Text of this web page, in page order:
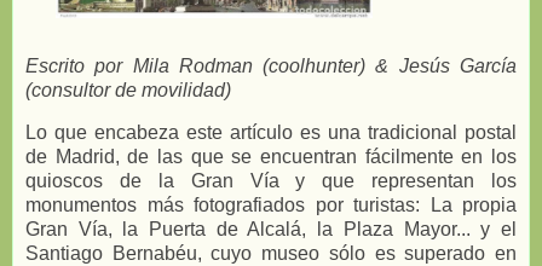
Escrito por Mila Rodman (coolhunter) & Jesús García
(consultor de movilidad)
Lo que encabeza este artículo es una tradicional postal
de Madrid, de las que se encuentran fácilmente en los
quioscos de la Gran Vía y que representan los
monumentos más fotografiados por turistas: La propia
Gran Vía, la Puerta de Alcalá, la Plaza Mayor... y el
Santiago Bernabéu, cuyo museo sólo es superado en